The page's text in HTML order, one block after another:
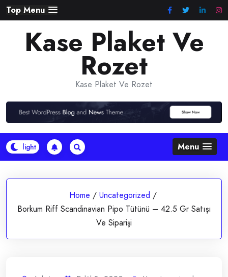
Skip
to
content
Top Menu
Kase Plaket Ve
Rozet
Kase Plaket Ve Rozet
Menu
Home / Uncategorized /
Borkum Riff Scandinavian Pipo Tütünü – 42.5 Gr Satışı
Ve Siparişi